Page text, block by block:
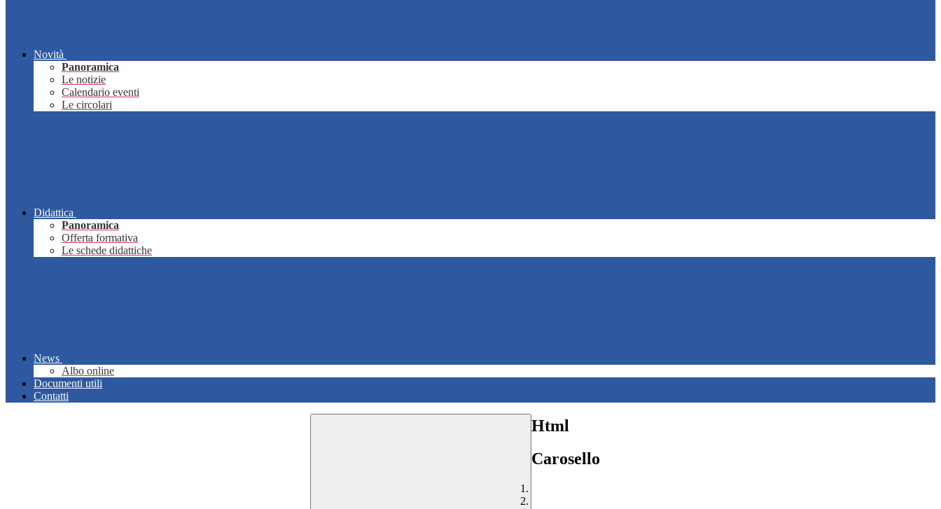
Novità
Panoramica
Le notizie
Calendario eventi
Le circolari
Didattica
Panoramica
Offerta formativa
Le schede didattiche
News
Albo online
Documenti utili
Contatti
Html
Carosello